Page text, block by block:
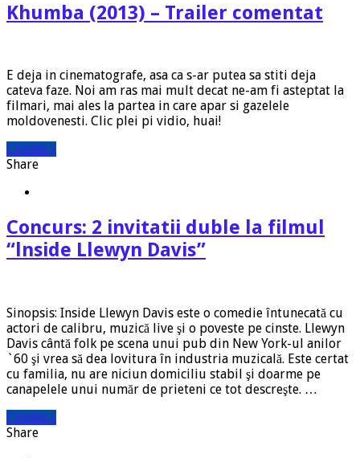
Khumba (2013) – Trailer comentat
E deja in cinematografe, asa ca s-ar putea sa stiti deja
cateva faze. Noi am ras mai mult decat ne-am fi asteptat la
filmari, mai ales la partea in care apar si gazelele
moldovenesti. Clic plei pi vidio, huai!
Citeste »
Share
Concurs: 2 invitatii duble la filmul
“lnside Llewyn Davis”
Sinopsis: Inside Llewyn Davis este o comedie întunecată cu
actori de calibru, muzică live şi o poveste pe cinste. Llewyn
Davis cântă folk pe scena unui pub din New York-ul anilor
`60 şi vrea să dea lovitura în industria muzicală. Este certat
cu familia, nu are niciun domiciliu stabil şi doarme pe
canapelele unui număr de prieteni ce tot descreşte. …
Citeste »
Share